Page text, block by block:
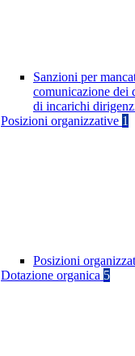
Sanzioni per
comunicazione dei
di incarichi
Posizioni organizzative 1
Posizioni
Dotazione organica 5